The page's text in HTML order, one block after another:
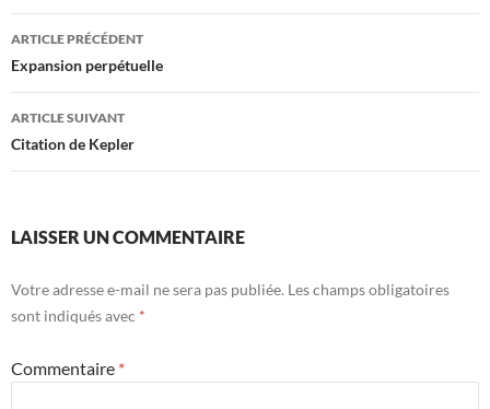
Navigation
des
articles
ARTICLE PRÉCÉDENT
Expansion perpétuelle
ARTICLE SUIVANT
Citation de Kepler
LAISSER UN COMMENTAIRE
Votre adresse e-mail ne sera pas publiée. Les champs obligatoires
sont indiqués avec *
Commentaire *